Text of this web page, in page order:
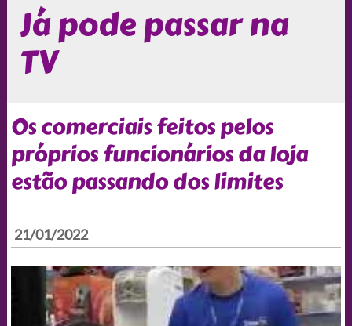
Já pode passar na
TV
Os comerciais feitos pelos
próprios funcionários da loja
estão passando dos limites
21/01/2022